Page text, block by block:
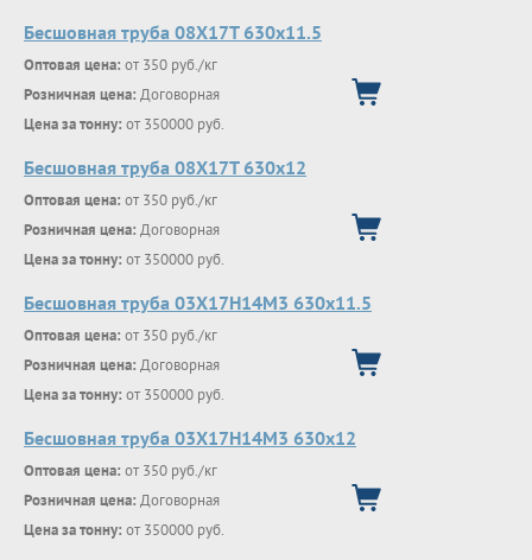
Бесшовная труба 08Х17Т 630х11.5
Оптовая цена: от 350 руб./кг
Розничная цена: Договорная
Цена за тонну: от 350000 руб.
Бесшовная труба 08Х17Т 630х12
Оптовая цена: от 350 руб./кг
Розничная цена: Договорная
Цена за тонну: от 350000 руб.
Бесшовная труба 03Х17Н14М3 630х11.5
Оптовая цена: от 350 руб./кг
Розничная цена: Договорная
Цена за тонну: от 350000 руб.
Бесшовная труба 03Х17Н14М3 630х12
Оптовая цена: от 350 руб./кг
Розничная цена: Договорная
Цена за тонну: от 350000 руб.